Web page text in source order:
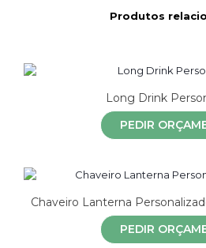
Produtos
Long Drink
PEDIR
Chaveiro Lanterna
PEDIR